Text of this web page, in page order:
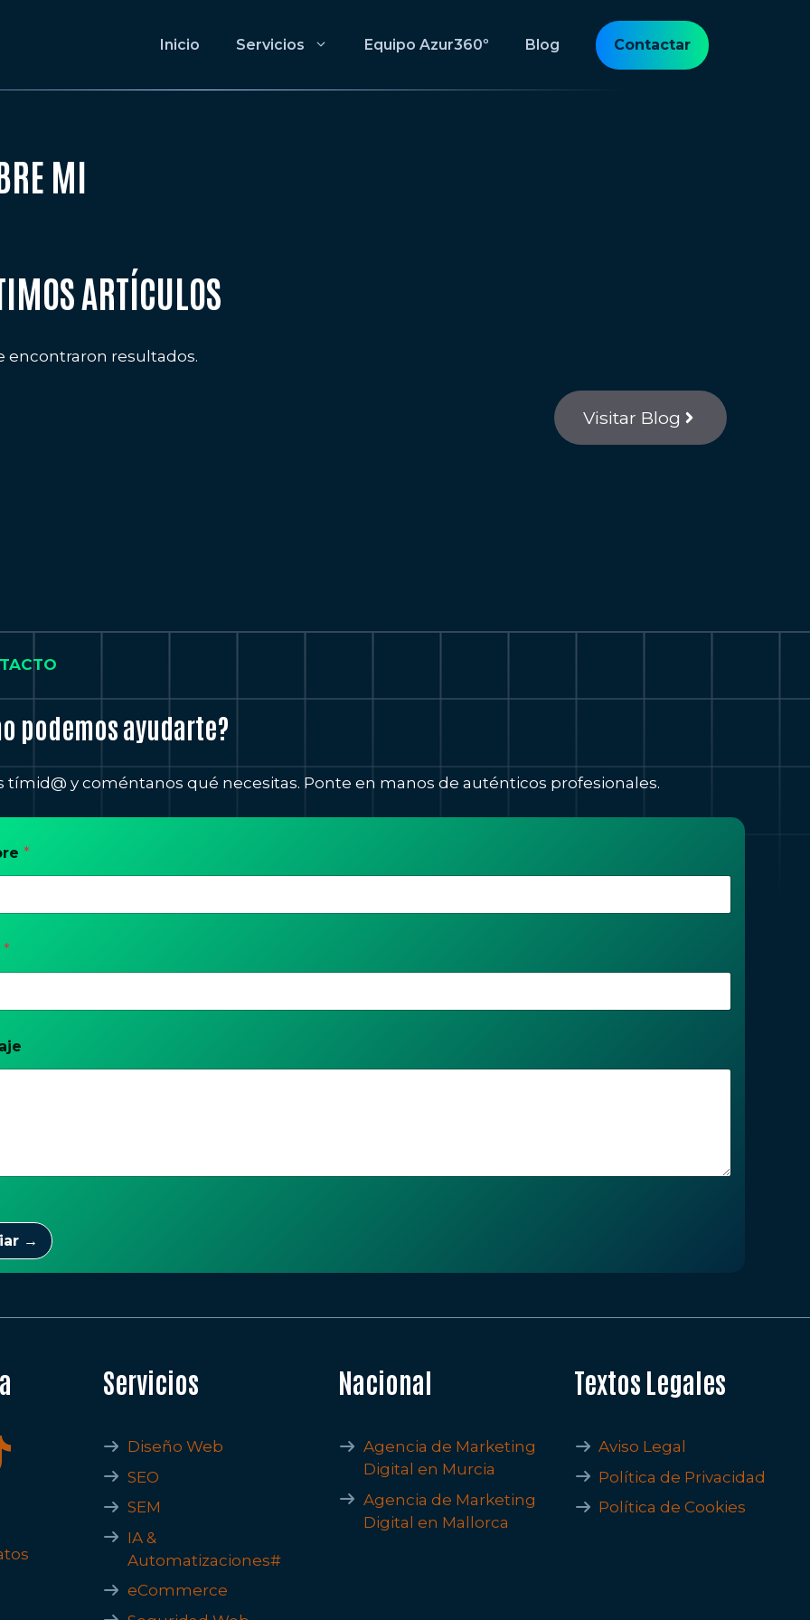
Inicio Servicios Equipo Azur360º Blog Contactar
MI
ARTÍCULOS
encontraron resultados.
Visitar Blog
podemos ayudarte?
tímid@ y coméntanos qué necesitas. Ponte en manos de auténticos profesionales.
*
*
→
Servicios
Diseño Web
SEO
SEM
IA &
Automatizaciones#
eCommerce
Nacional
Agencia de Marketing
Digital en Murcia
Agencia de Marketing
Digital en Mallorca
Textos Legales
Aviso Legal
Política de Privacidad
Política de Cookies